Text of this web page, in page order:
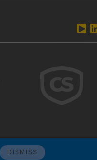
ウェブサイトフィードバック
DISMISS